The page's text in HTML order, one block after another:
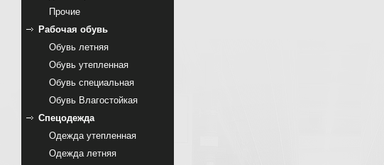
Прочие
Рабочая обувь
Обувь летняя
Обувь утепленная
Обувь специальная
Обувь Влагостойкая
Спецодежда
Одежда утепленная
Одежда летняя